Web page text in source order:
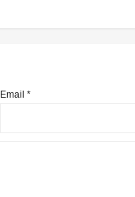
Email *